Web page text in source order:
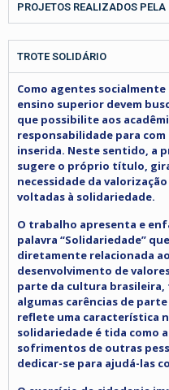
PROJETOS REALIZADOS
TROTE SOLIDÁRIO
Como agentes
ensino superior devem
que possibilite aos
responsabilidade para
inserida. Neste sentido, a
sugere o próprio título,
necessidade da
voltadas à solidariedade.
O trabalho apresenta e
palavra “Solidariedade”
diretamente relacionada
desenvolvimento de
parte da cultura brasileira,
algumas carências de
reflete uma característica
solidariedade é tida como
sofrimentos de outras
dedicar-se para ajudá-las